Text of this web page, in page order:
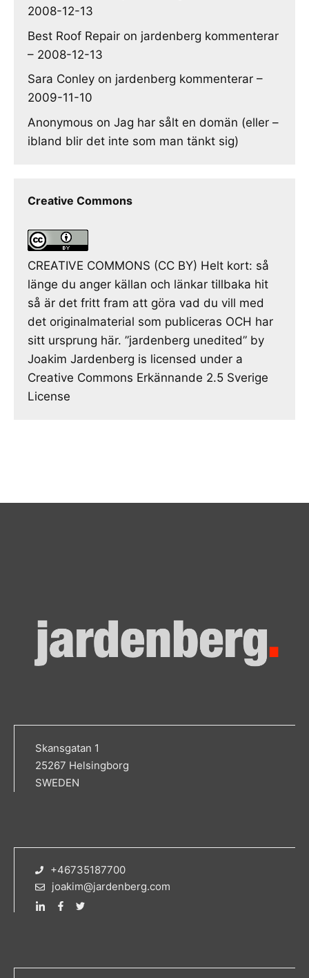
2008-12-13
Best Roof Repair on jardenberg kommenterar
– 2008-12-13
Sara Conley on jardenberg kommenterar –
2009-11-10
Anonymous on Jag har sålt en domän (eller –
ibland blir det inte som man tänkt sig)
Creative Commons
CREATIVE COMMONS (CC BY) Helt kort: så
länge du anger källan och länkar tillbaka hit
så är det fritt fram att göra vad du vill med
det originalmaterial som publiceras OCH har
sitt ursprung här. ”jardenberg unedited” by
Joakim Jardenberg is licensed under a
Creative Commons Erkännande 2.5 Sverige
License
Skansgatan 1
25267 Helsingborg
SWEDEN
+46735187700
joakim@jardenberg.com